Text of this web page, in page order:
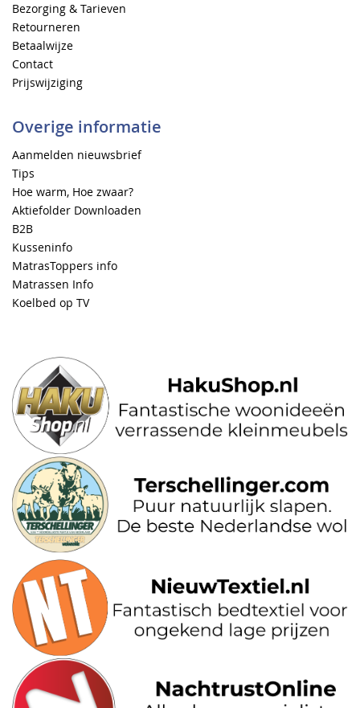
Bezorging & Tarieven
Retourneren
Betaalwijze
Contact
Prijswijziging
Overige informatie
Aanmelden nieuwsbrief
Tips
Hoe warm, Hoe zwaar?
Aktiefolder Downloaden
B2B
Kusseninfo
MatrasToppers info
Matrassen Info
Koelbed op TV